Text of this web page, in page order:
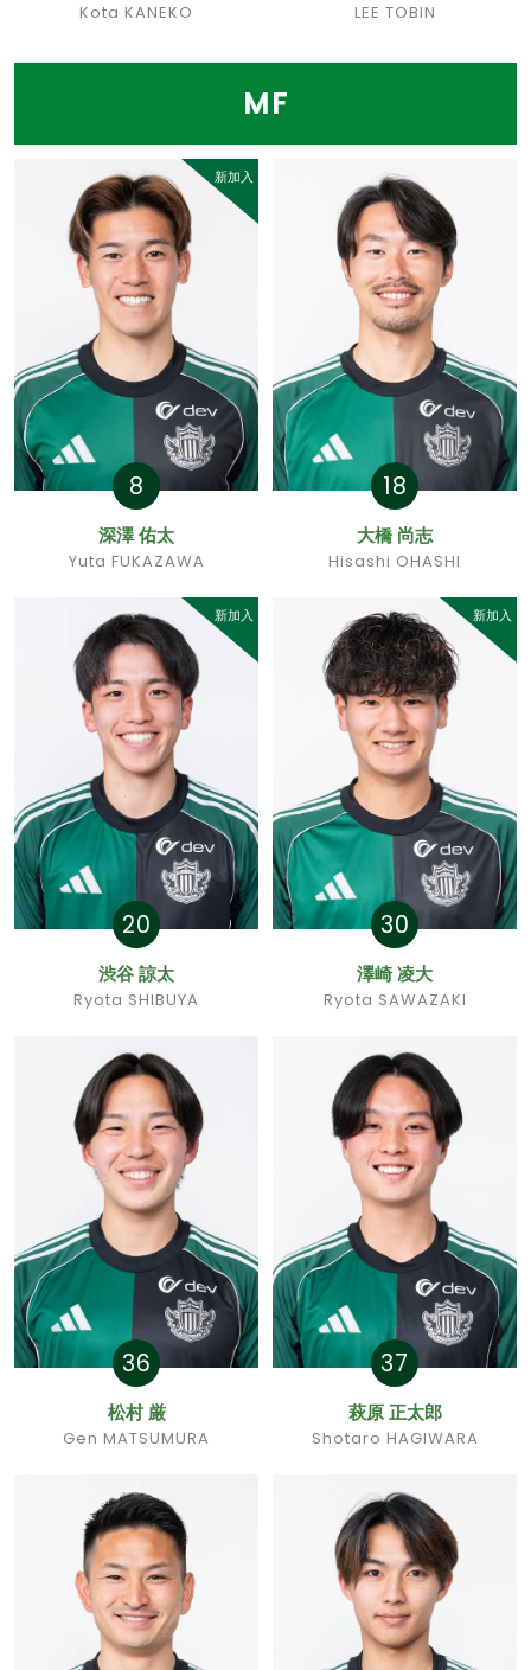
Kota KANEKO LEE TOBIN
MF
新加入
8
深澤 佑太
Yuta FUKAZAWA
18
大橋 尚志
Hisashi OHASHI
新加入
20
渋谷 諒太
Ryota SHIBUYA
新加入
30
澤崎 凌大
Ryota SAWAZAKI
36
松村 厳
Gen MATSUMURA
37
萩原 正太郎
Shotaro HAGIWARA